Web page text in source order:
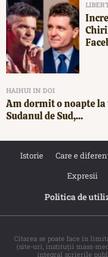
HAIHUI IN DOI
Am dormit o noapte la
Sudanul de Sud,...
Istorie Care e
Expresii
Politica de
Citarea se poate face în
(site-uri, instituţii mass-
integral scrierile